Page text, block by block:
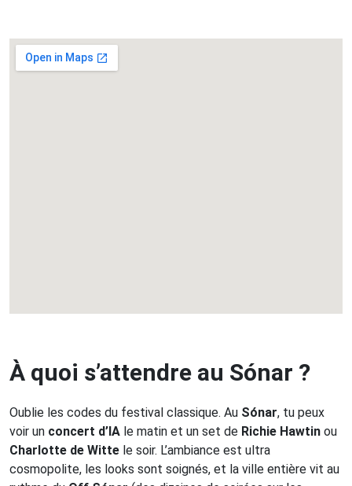
À quoi s’attendre au Sónar ?
Oublie les codes du festival classique. Au Sónar, tu peux
voir un concert d’IA le matin et un set de Richie Hawtin ou
Charlotte de Witte le soir. L’ambiance est ultra
cosmopolite, les looks sont soignés, et la ville entière vit au